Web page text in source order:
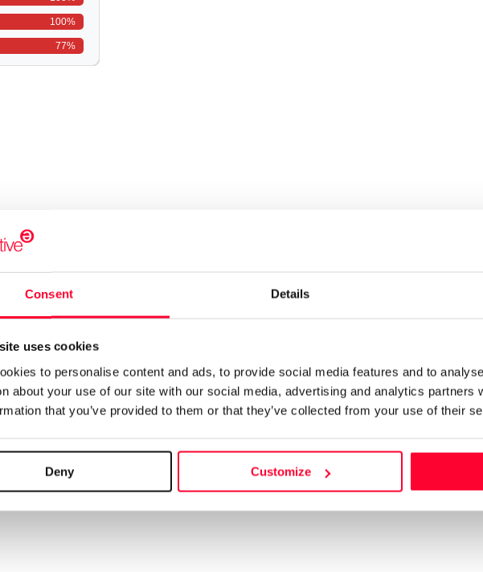
Consent Details
uses cookies
to personalise content and ads, to provide social media features and to
about your use of our site with our social media, advertising and analytics partners
that you’ve provided to them or that they’ve collected from your use of their
Deny Customize